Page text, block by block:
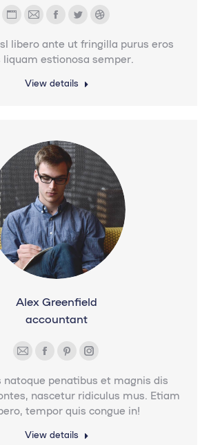
libero ante ut fringilla purus eros
liquam estionosa semper.
Blog
personal
/
E-
mail
Facebook
TwitterDribbble
View details
Alex Greenfield
accountant
natoque penatibus et magnis dis
nascetur ridiculus mus. Etiam
tempor quis congue in!
E-
mail
Facebook
PinterestInstagram
View details